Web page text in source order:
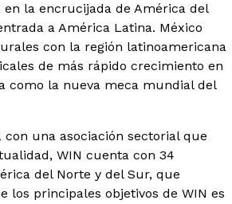
la encrucijada de América del
a América Latina. México
con la región latinoamericana
de más rápido crecimiento en
como la nueva meca mundial del
con una asociación sectorial que
WIN cuenta con 34
del Norte y del Sur, que
los principales objetivos de WIN es